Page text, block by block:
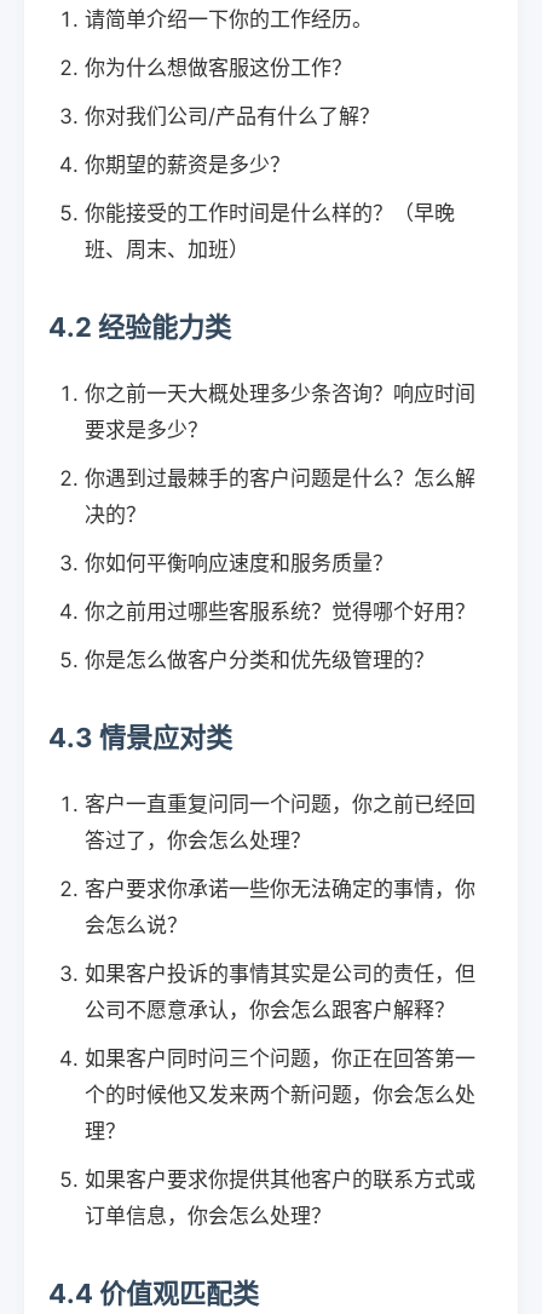
请简单介绍一下你的工作经历。
你为什么想做客服这份工作？
你对我们公司/产品有什么了解？
你期望的薪资是多少？
你能接受的工作时间是什么样的？（早晚
班、周末、加班）
4.2 经验能力类
你之前一天大概处理多少条咨询？响应时间
要求是多少？
你遇到过最棘手的客户问题是什么？怎么解
决的？
你如何平衡响应速度和服务质量？
你之前用过哪些客服系统？觉得哪个好用？
你是怎么做客户分类和优先级管理的？
4.3 情景应对类
客户一直重复问同一个问题，你之前已经回
答过了，你会怎么处理？
客户要求你承诺一些你无法确定的事情，你
会怎么说？
如果客户投诉的事情其实是公司的责任，但
公司不愿意承认，你会怎么跟客户解释？
如果客户同时问三个问题，你正在回答第一
个的时候他又发来两个新问题，你会怎么处
理？
如果客户要求你提供其他客户的联系方式或
订单信息，你会怎么处理？
4.4 价值观匹配类